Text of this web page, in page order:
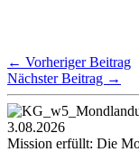
← Vorheriger Beitrag
Nächster Beitrag →
3.08.2026
Mission erfüllt: Die